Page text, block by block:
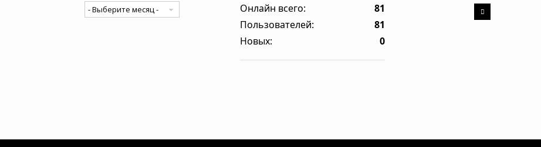
Медузы заживляют раны за минуты без рубцов: учёные раскрыли механизм, который может изменить
Онлайн всего:
81
Пользователей:
81
Новых:
0